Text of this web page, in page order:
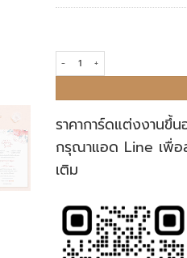
การ์ดแต่งงาน R18-090 quantity
ราคาการ์ดแต่งงานขึ้
กรุณาแอด Line เพื่อส
เติม